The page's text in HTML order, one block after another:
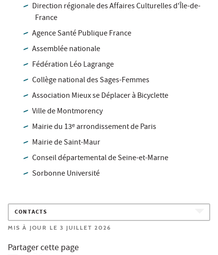
Direction régionale des Affaires Culturelles d'Île-de-
France
Agence Santé Publique France
Assemblée nationale
Fédération Léo Lagrange
Collège national des Sages-Femmes
Association Mieux se Déplacer à Bicyclette
Ville de Montmorency
Mairie du 13ᵉ arrondissement de Paris
Mairie de Saint-Maur
Conseil départemental de Seine-et-Marne
Sorbonne Université
CONTACTS
MIS À JOUR LE 3 JUILLET 2026
Partager cette page